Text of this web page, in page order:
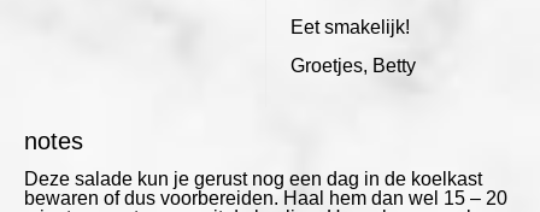
Eet smakelijk!
Groetjes, Betty
notes
Deze salade kun je gerust nog een dag in de koelkast
bewaren of dus voorbereiden. Haal hem dan wel 15 – 20